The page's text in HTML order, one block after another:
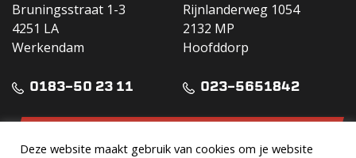
Bruningsstraat 1-3
4251 LA
Werkendam
0183-50 23 11
Rijnlanderweg 1054
2132 MP
Hoofddorp
023-5651842
Deze website maakt gebruik van cookies om je website